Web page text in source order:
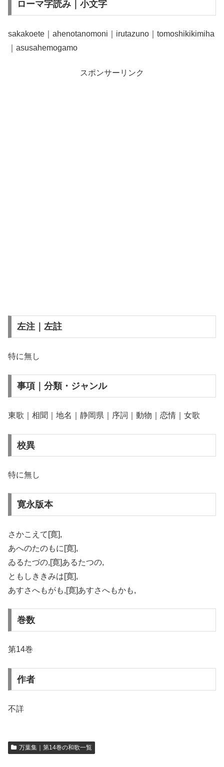
ローマ字読み｜小文字
sakakoete｜ahenotanomoni｜irutazuno｜tomoshikikimiha
｜asusahemogamo
スポンサーリンク
左注｜左註
特に無し
事項｜分類・ジャンル
東歌｜相聞｜地名｜静岡県｜序詞｜動物｜恋情｜女歌
校異
特に無し
寛永版本
さかこえて[寛],
あへのたのもに[寛],
ゐるたづの,[寛]あるたつの,
ともしききみは[寛],
あすさへもがも,[寛]あすさへもかも,
巻数
第14巻
作者
不詳
万葉集｜第14巻の和歌一覧